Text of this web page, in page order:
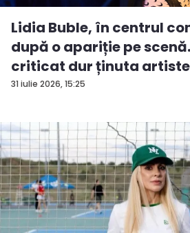
31 iulie 2026, 15:25
Lidia Buble, în centrul
după o apariție pe
criticat dur ținuta